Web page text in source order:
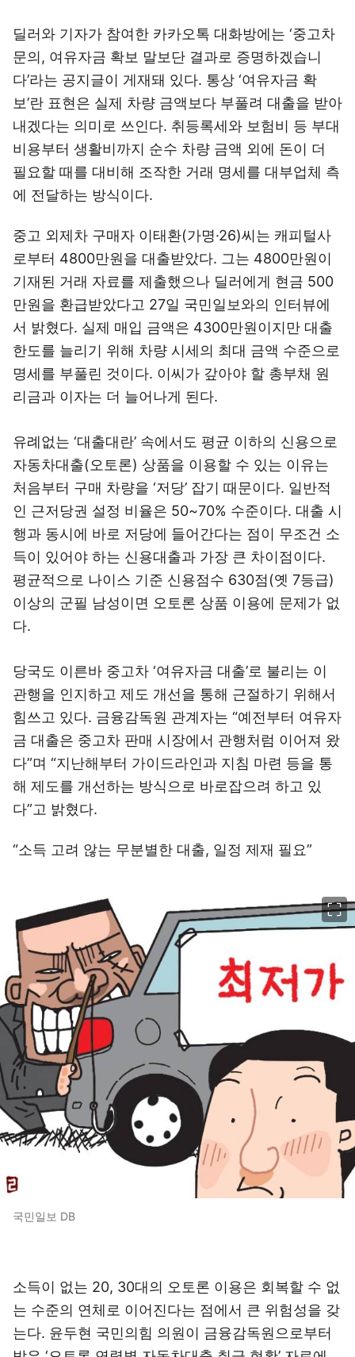
딜러와 기자가 참여한 카카오톡 대화방에는 ‘중고차
문의, 여유자금 확보 말보단 결과로 증명하겠습니
다’라는 공지글이 게재돼 있다. 통상 ‘여유자금 확
보’란 표현은 실제 차량 금액보다 부풀려 대출을 받아
내겠다는 의미로 쓰인다. 취등록세와 보험비 등 부대
비용부터 생활비까지 순수 차량 금액 외에 돈이 더
필요할 때를 대비해 조작한 거래 명세를 대부업체 측
에 전달하는 방식이다.
중고 외제차 구매자 이태환(가명·26)씨는 캐피털사
로부터 4800만원을 대출받았다. 그는 4800만원이
기재된 거래 자료를 제출했으나 딜러에게 현금 500
만원을 환급받았다고 27일 국민일보와의 인터뷰에
서 밝혔다. 실제 매입 금액은 4300만원이지만 대출
한도를 늘리기 위해 차량 시세의 최대 금액 수준으로
명세를 부풀린 것이다. 이씨가 갚아야 할 총부채 원
리금과 이자는 더 늘어나게 된다.
유례없는 ‘대출대란’ 속에서도 평균 이하의 신용으로
자동차대출(오토론) 상품을 이용할 수 있는 이유는
처음부터 구매 차량을 ‘저당’ 잡기 때문이다. 일반적
인 근저당권 설정 비율은 50~70% 수준이다. 대출 시
행과 동시에 바로 저당에 들어간다는 점이 무조건 소
득이 있어야 하는 신용대출과 가장 큰 차이점이다.
평균적으로 나이스 기준 신용점수 630점(옛 7등급)
이상의 군필 남성이면 오토론 상품 이용에 문제가 없
다.
당국도 이른바 중고차 ‘여유자금 대출’로 불리는 이
관행을 인지하고 제도 개선을 통해 근절하기 위해서
힘쓰고 있다. 금융감독원 관계자는 “예전부터 여유자
금 대출은 중고차 판매 시장에서 관행처럼 이어져 왔
다”며 “지난해부터 가이드라인과 지침 마련 등을 통
해 제도를 개선하는 방식으로 바로잡으려 하고 있
다”고 밝혔다.
“소득 고려 않는 무분별한 대출, 일정 제재 필요”
국민일보 DB
소득이 없는 20, 30대의 오토론 이용은 회복할 수 없
는 수준의 연체로 이어진다는 점에서 큰 위험성을 갖
는다. 윤두현 국민의힘 의원이 금융감독원으로부터